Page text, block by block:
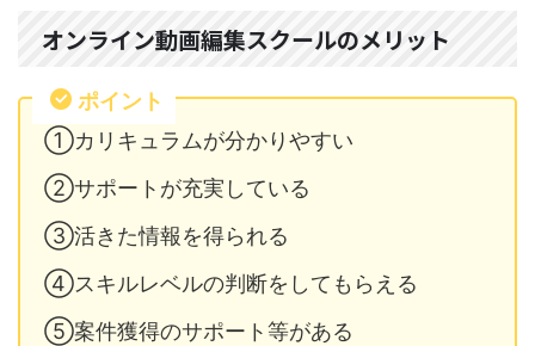
オンライン動画編集スクールのメリット
ポイント
①カリキュラムが分かりやすい
②サポートが充実している
③活きた情報を得られる
④スキルレベルの判断をしてもらえる
⑤案件獲得のサポート等がある